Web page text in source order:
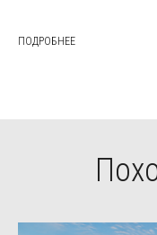
ПОДРОБНЕЕ